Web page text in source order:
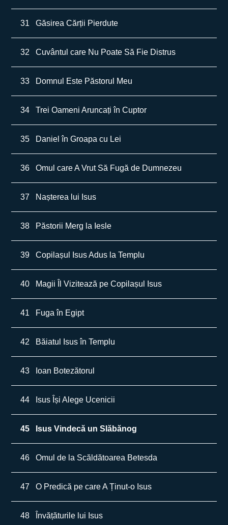
31 Găsirea Cărții Pierdute
32 Cuvântul care Nu Poate Să Fie Distrus
33 Domnul Este Păstorul Meu
34 Trei Oameni Aruncați în Cuptor
35 Daniel în Groapa cu Lei
36 Omul care A Vrut Să Fugă de Dumnezeu
37 Nașterea lui Isus
38 Păstorii Merg la Iesle
39 Copilașul Isus Adus la Templu
40 Magii Îl Vizitează pe Copilașul Isus
41 Fuga în Egipt
42 Băiatul Isus în Templu
43 Ioan Botezătorul
44 Isus Își Alege Ucenicii
45 Isus Vindecă un Slăbănog
46 Omul de la Scăldătoarea Betesda
47 O Predică pe care A Ținut-o Isus
48 Învățăturile lui Isus